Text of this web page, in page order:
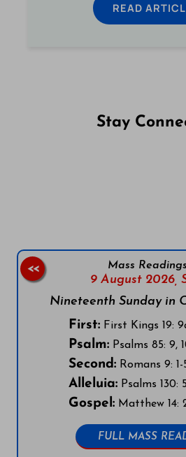
READ
Stay
Mass
9 August 2026,
Nineteenth Sunday in
First: First Kings 19:
Psalm: Psalms 85: 9,
Second: Romans 9: 1-
Alleluia: Psalms 130: 5
Gospel: Matthew 14:
FULL MASS
<<